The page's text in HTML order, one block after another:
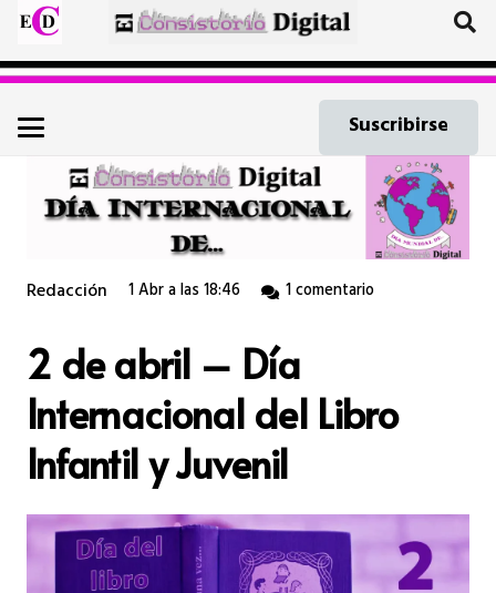
Suscribirse
Redacción 1 Abr a las 18:46 1comentario
2 de abril – Día
Internacional del Libro
Infantil y Juvenil